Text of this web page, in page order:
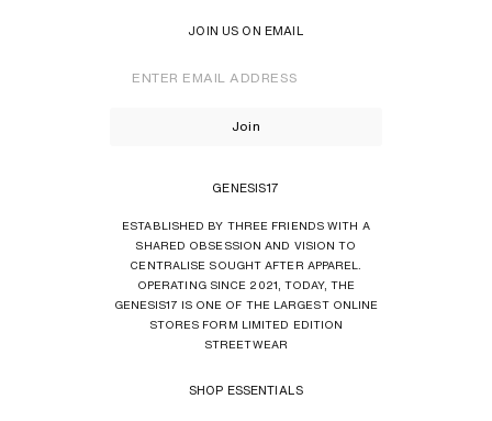
JOIN US ON EMAIL
Join
GENESIS17
ESTABLISHED BY THREE FRIENDS WITH A
SHARED OBSESSION AND VISION TO
CENTRALISE SOUGHT AFTER APPAREL.
OPERATING SINCE 2021, TODAY, THE
GENESIS17 IS ONE OF THE LARGEST ONLINE
STORES FORM LIMITED EDITION
STREETWEAR
SHOP ESSENTIALS